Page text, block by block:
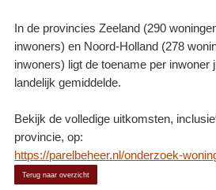
In de provincies Zeeland (290
inwoners) en Noord-Holland (278
inwoners) ligt de toename per inwoner
landelijk gemiddelde.
Bekijk de volledige uitkomsten,
provincie, op:
https://parelbeheer.nl/onderzoek-
Terug naar overzicht